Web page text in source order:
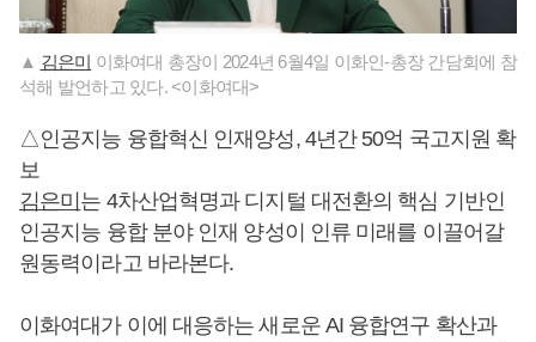
▲ 김은미 이화여대 총장이 2024년 6월4일 이화인-총장 간담회에 참
석해 발언하고 있다. <이화여대>
△인공지능 융합혁신 인재양성, 4년간 50억 국고지원 확
보
김은미 는 4차산업혁명과 디지털 대전환의 핵심 기반인
인공지능 융합 분야 인재 양성이 인류 미래를 이끌어갈
원동력이라고 바라본다.
이화여대가 이에 대응하는 새로운 AI 융합연구 확산과